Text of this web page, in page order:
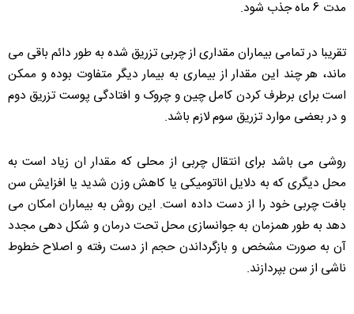
مدت 6 ماه جذب شود.
تقریبا در تمامی بیماران مقداری از چربی تزریق شده به طور دائم باقی می
ماند، هر چند این مقدار از بیماری به بیمار دیگر متفاوت بوده و ممکن
است برای برطرف کردن کامل چین و چروک و افتادگی پوست تزریق دوم
و در بعضی موارد تزریق سوم لازم باشد.
روشی می باشد برای انتقال چربی از محلی که مقدار ان زیاد است به
محل دیگری که به دلایل اناتومیکی یا کاهش وزن شدید یا افزایش سن
بافت چربی خود را از دست داده است. این روش به بیماران امکان می
دهد به طور همزمان به جوانسازی محل تحت درمان و شکل دهی مجدد
آن به صورت مشخص و بازگرداندن حجم از دست رفته و اصلاح خطوط
ناشی از سن بپردازند.